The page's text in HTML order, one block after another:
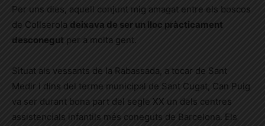
Per uns dies, aquell conjunt mig amagat entre els boscos
de Collserola deixava de ser un lloc pràcticament
desconegut per a molta gent.
Situat als vessants de la Rabassada, a tocar de Sant
Medir i dins del terme municipal de Sant Cugat, Can Puig
va ser durant bona part del segle XX un dels centres
assistencials infantils més coneguts de Barcelona. Els